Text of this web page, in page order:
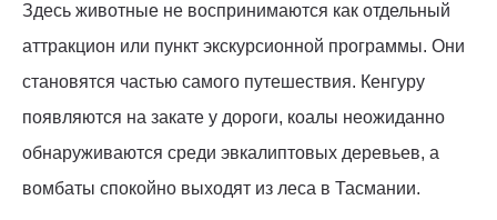
Здесь животные не воспринимаются как отдельный
аттракцион или пункт экскурсионной программы. Они
становятся частью самого путешествия. Кенгуру
появляются на закате у дороги, коалы неожиданно
обнаруживаются среди эвкалиптовых деревьев, а
вомбаты спокойно выходят из леса в Тасмании.